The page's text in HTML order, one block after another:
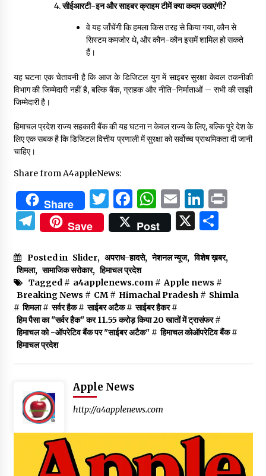
सीईआरटी-इन और साइबर क्राइम टीमें क्या कदम उठाएंगी?
वे यह जाँचेंगी कि हमला किस तरह से किया गया, कौन से
सिस्टम कमजोर थे, और कौन-कौन इसमें शामिल हो सकते
हैं।
यह घटना एक चेतावनी है कि आज के डिजिटल युग में साइबर सुरक्षा केवल तकनीकी
विभाग की जिम्मेदारी नहीं है, बल्कि बैंक, ग्राहक और नीति-निर्माताओं – सभी की साझी
जिम्मेदारी है।
हिमाचल प्रदेश राज्य सहकारी बैंक की यह घटना न केवल राज्य के लिए, बल्कि पूरे देश के
लिए एक सबक है कि डिजिटल वित्तीय प्रणाली में सुरक्षा को सर्वोच्च प्राथमिकता दी जानी
चाहिए।
Share from A4appleNews:
Share Twitter
Facebook
WhatsApp
Email
Telegram
Save Post X
Posted in Slider, अपराध-हादसे, नेशनल न्यूज, विशेष ख़बर,
शिमला, सामाजिक सरोकार, हिमाचल प्रदेश
Tagged # a4applenews.com# Apple news #
Breaking News # CM# Himachal Pradesh# Shimla
# शिमला# सर्वर हैक# साईबर अटैक# साईबर हैकर#
हिम पैसा का "सर्वर हैक" कर 11.55 करोड़ किया 20 खातों में ट्रासंफर#
हिमाचल को -ऑपरेटिव बैंक पर "साईबर अटैक"# हिमाचल कोऑपरेटिव बैंक#
हिमाचल प्रदेश
Apple News
http://a4applenews.com